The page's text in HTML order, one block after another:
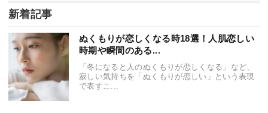
新着記事
ぬくもりが恋しくなる時18選！人肌恋しい
時期や瞬間のある...
「冬になると人のぬくもりが恋しくなる」など、
寂しい気持ちを「ぬくもりが恋しい」という表現
で表すこ...